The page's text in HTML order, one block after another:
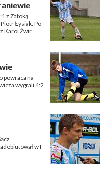
z Zatoką
Łysiak. Po
Karol Żwir.
powraca na
wygrali 4:2
w I